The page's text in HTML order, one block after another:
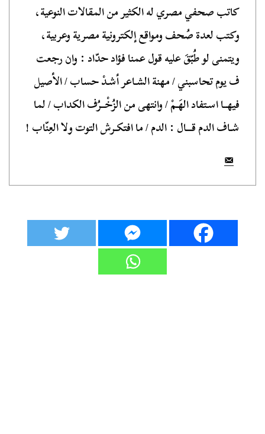
كاتب صحفي مصري له الكثير من المقالات النوعية،
وكتب لعدة صُحف ومواقع إلكترونية مصرية وعربية،
ويتمنى لو طُبّقَ عليه قول عمنا فؤاد حدّاد : وان رجعت
ف يوم تحاسبني / مهنة الشـاعر أشـدْ حساب / الأصيل
فيهــا اسـتفاد الهَـمْ / وانتهى من الزُخْــرُف الكداب / لما
شـاف الدم قـــال : الدم / ما افتكـرش التوت ولا العِنّاب !